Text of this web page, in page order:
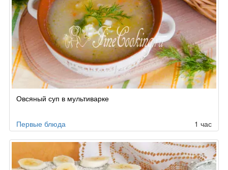
Овсяный суп в мультиварке
Первые блюда 1 час